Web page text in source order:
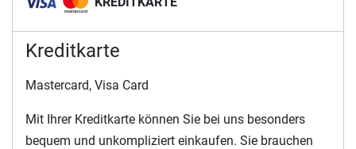
Kreditkarte
Mastercard, Visa Card
Mit Ihrer Kreditkarte können Sie bei uns besonders
bequem und unkompliziert einkaufen. Sie brauchen